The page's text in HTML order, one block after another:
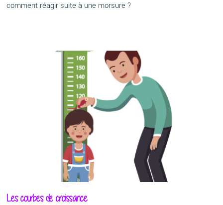
comment réagir suite à une morsure ?
Les courbes de croissance